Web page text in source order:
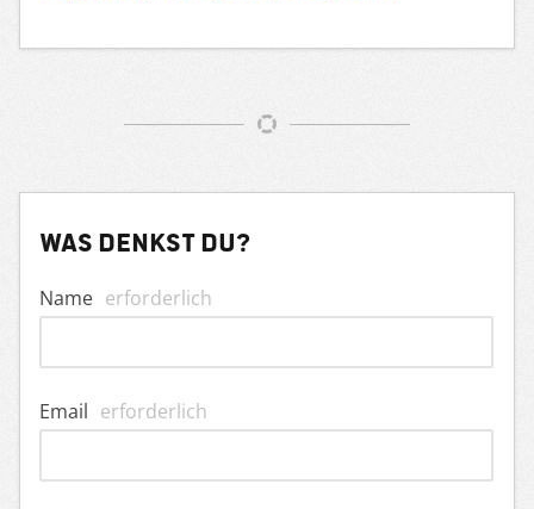
Was denkst du?
Name erforderlich
Email erforderlich